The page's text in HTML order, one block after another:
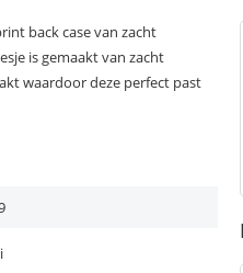
back case van zacht
is gemaakt van zacht
waardoor deze perfect past